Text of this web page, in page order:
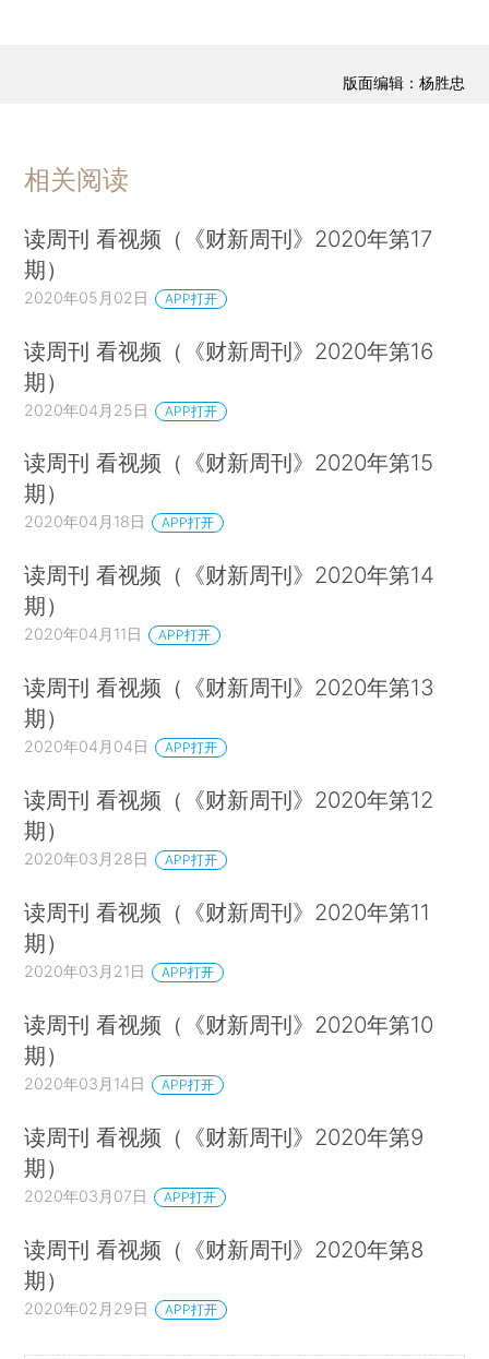
版面编辑：杨胜忠
相关阅读
读周刊 看视频（《财新周刊》2020年第17
期）
2020年05月02日 APP打开
读周刊 看视频（《财新周刊》2020年第16
期）
2020年04月25日 APP打开
读周刊 看视频（《财新周刊》2020年第15
期）
2020年04月18日 APP打开
读周刊 看视频（《财新周刊》2020年第14
期）
2020年04月11日 APP打开
读周刊 看视频（《财新周刊》2020年第13
期）
2020年04月04日 APP打开
读周刊 看视频（《财新周刊》2020年第12
期）
2020年03月28日 APP打开
读周刊 看视频（《财新周刊》2020年第11
期）
2020年03月21日 APP打开
读周刊 看视频（《财新周刊》2020年第10
期）
2020年03月14日 APP打开
读周刊 看视频（《财新周刊》2020年第9
期）
2020年03月07日 APP打开
读周刊 看视频（《财新周刊》2020年第8
期）
2020年02月29日 APP打开